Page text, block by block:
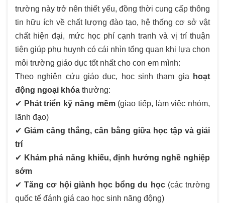
trường này trở nên thiết yếu, đồng thời cung cấp thông
tin hữu ích về chất lượng đào tạo, hệ thống cơ sở vật
chất hiện đại, mức học phí cạnh tranh và vị trí thuận
tiện giúp phụ huynh có cái nhìn tổng quan khi lựa chọn
môi trường giáo dục tốt nhất cho con em mình:
Theo nghiên cứu giáo dục, học sinh tham gia
hoạt
động ngoại khóa thường:
✔ Phát triển kỹ năng mềm(giao tiếp, làm việc nhóm,
lãnh đạo)
✔ Giảm căng thẳng, cân bằng giữa học tập và giải
trí
✔ Khám phá năng khiếu, định hướng nghề nghiệp
sớm
✔Tăng cơ hội giành học bổng du học(các trường
quốc tế đánh giá cao học sinh năng động)